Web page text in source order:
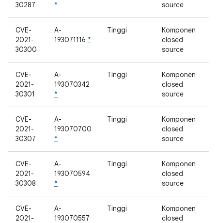
30287
*
source
CVE-
2021-
30300
A-
193071116 *
Tinggi
Komponen
closed
source
CVE-
2021-
30301
A-
193070342
*
Tinggi
Komponen
closed
source
CVE-
2021-
30307
A-
193070700
*
Tinggi
Komponen
closed
source
CVE-
2021-
30308
A-
193070594
*
Tinggi
Komponen
closed
source
CVE-
2021-
A-
193070557
Tinggi
Komponen
closed